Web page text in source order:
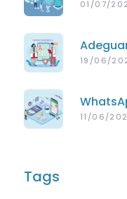
01/07/
19/06/
11/06/
Tags